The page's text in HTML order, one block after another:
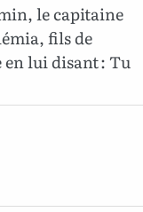
le capitaine
fils de
lui disant : Tu